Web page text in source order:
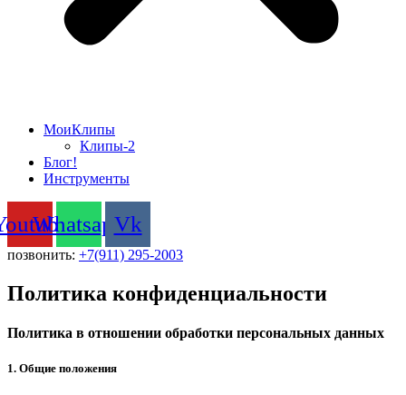
МоиКлипы
Клипы-2
Блог!
Инструменты
WhatsappVk
позвонить: +7(911) 295-2003
Политика конфиденциальности
Политика в отношении обработки персональных данных
1. Общие положения